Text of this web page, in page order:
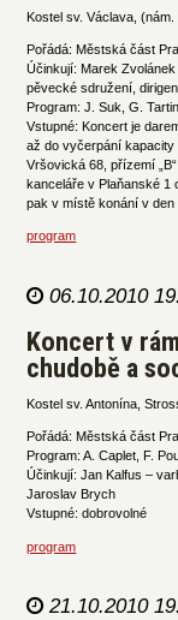
Kostel sv. Václava,
Pořádá: Městská část
Účinkují: Marek
pěvecké sdružení,
Program: J. Suk, G.
Vstupné: Koncert je
až do vyčerpání
Vršovická 68, přízemí
kanceláře v Plaňanské 1
pak v místě konání v den
program
06.10.2010
Koncert v
chudobě a
Kostel sv. Antonína,
Pořádá: Městská část
Program: A. Caplet, F.
Účinkují: Jan Kalfus –
Jaroslav Brych
Vstupné: dobrovolné
program
21.10.2010